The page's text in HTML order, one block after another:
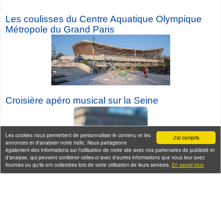
J'ai compris
Les cookies nous permettent de personnaliser le contenu et les
annonces et d'analyser notre trafic. Nous partageons
également des informations sur l'utilisation de notre site avec nos partenaires de publicité et
d'analyse, qui peuvent combiner celles-ci avec d'autres informations que vous leur avez
fournies ou qu'ils ont collectées lors de votre utilisation de leurs services. En savoir plus
Les coulisses du Centre Aquatique Olympique
Métropole du Grand Paris
Croisière apéro musical sur la Seine